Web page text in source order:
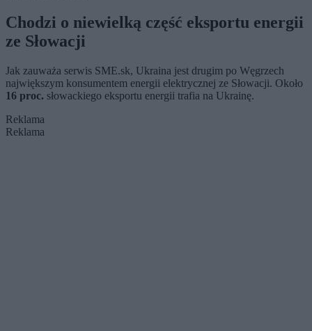
Chodzi o niewielką część eksportu energii
ze Słowacji
Jak zauważa serwis SME.sk, Ukraina jest drugim po Węgrzech
największym konsumentem energii elektrycznej ze Słowacji. Około
16 proc. słowackiego eksportu energii trafia na Ukrainę.
Reklama
Reklama